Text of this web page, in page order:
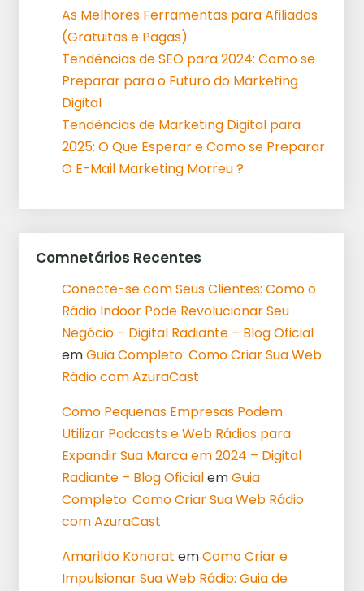
As Melhores Ferramentas para Afiliados
(Gratuitas e Pagas)
Tendências de SEO para 2024: Como se
Preparar para o Futuro do Marketing
Digital
Tendências de Marketing Digital para
2025: O Que Esperar e Como se Preparar
O E-Mail Marketing Morreu ?
Comnetários Recentes
Conecte-se com Seus Clientes: Como o
Rádio Indoor Pode Revolucionar Seu
Negócio – Digital Radiante – Blog Oficial
emGuia Completo: Como Criar Sua Web
Rádio com AzuraCast
Como Pequenas Empresas Podem
Utilizar Podcasts e Web Rádios para
Expandir Sua Marca em 2024 – Digital
Radiante – Blog OficialemGuia
Completo: Como Criar Sua Web Rádio
com AzuraCast
Amarildo Konorat emComo Criar e
Impulsionar Sua Web Rádio: Guia de